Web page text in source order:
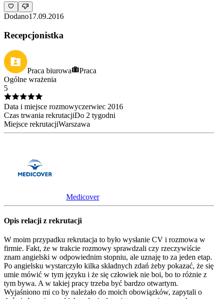
Dodano17.09.2016
Recepcjonistka
Praca biurowa
Praca
Ogólne wrażenia
5
Data i miejsce rozmowyczerwiec 2016
Czas trwania rekrutacjiDo 2 tygodni
Miejsce rekrutacjiWarszawa
Medicover
Opis relacji z rekrutacji
W moim przypadku rekrutacja to było wysłanie CV i rozmowa w
firmie. Fakt, że w trakcie rozmowy sprawdzali czy rzeczywiście
znam angielski w odpowiednim stopniu, ale uznaję to za jeden etap.
Po angielsku wystarczyło kilka składnych zdań żeby pokazać, że się
umie mówić w tym języku i że się człowiek nie boi, bo to różnie z
tym bywa. A w takiej pracy trzeba być bardzo otwartym.
Wyjaśniono mi co by należało do moich obowiązków, zapytali o